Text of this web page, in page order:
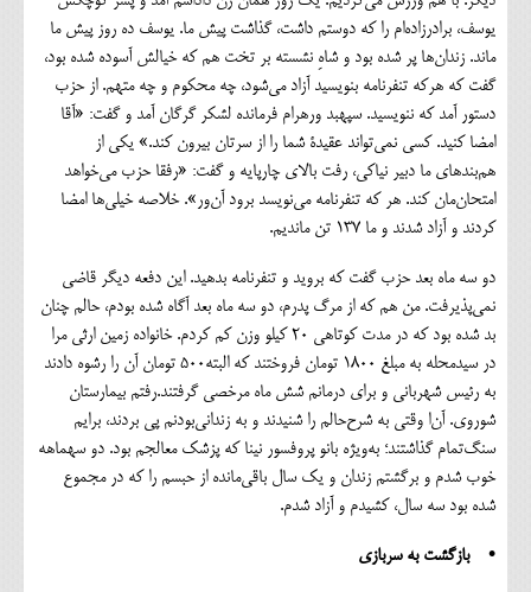
یوسف، برادرزاده‌ام را که دوستم داشت، گذاشت پیش ما. یوسف ده روز پیش ما
ماند. زندان‌ها پر شده بود و شاهِ نشسته بر تخت هم که خیالش آسوده شده بود،
گفت که هرکه تنفرنامه بنویسید آزاد می‌شود، چه محکوم و چه متهم. از حزب
دستور آمد که ننویسید. سپهبد ورهرام فرمانده لشکر گرگان آمد و گفت: «آقا
امضا کنید. کسی نمی‌تواند عقیدة شما را از سرتان بیرون کند.» یکی از
هم‌بندهای ما دبیر نیاکی، رفت بالای چارپایه و گفت: «رفقا حزب می‌خواهد
امتحان‌مان کند. هر که تنفرنامه می‌نویسد برود آن‌ور». خلاصه خیلی‌ها امضا
کردند و آزاد شدند و ما ۱۳۷ تن ماندیم.
دو سه ماه بعد حزب گفت که بروید و تنفرنامه بدهید. این دفعه دیگر قاضی
نمی‌پذیرفت. من هم که از مرگ پدرم، دو سه ماه بعد آگاه شده بودم، حالم چنان
بد شده بود که در مدت کوتاهی ۲۰ کیلو وزن کم کردم. خانواده زمین ارثی مرا
در سیدمحله به مبلغ 1800 تومان فروختند که البته۵۰۰ تومان آن را رشوه دادند
به رئیس شهربانی و برای درمانم شش ماه مرخصی گرفتند.رفتم بیمارستان
شوروی. آن‌ا وقتی به شرح‌حالم را شنیدند و به زندانی‌بودنم پی ‌بردند، برایم
سنگ‌تمام گذاشتند؛ به‌ویژه بانو پروفسور نینا که پزشک معالجم بود. دو سهماهه
خوب شدم و برگشتم زندان و یک سال باقی‌مانده از حبسم را که در مجموع
شده بود سه سال، کشیدم و آزاد شدم.
• بازگشت به سربازی